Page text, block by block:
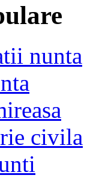
nunta
civila